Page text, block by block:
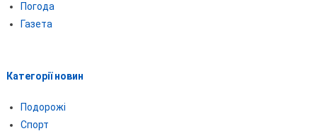
Погода
Газета
Категорії новин
Подорожі
Спорт